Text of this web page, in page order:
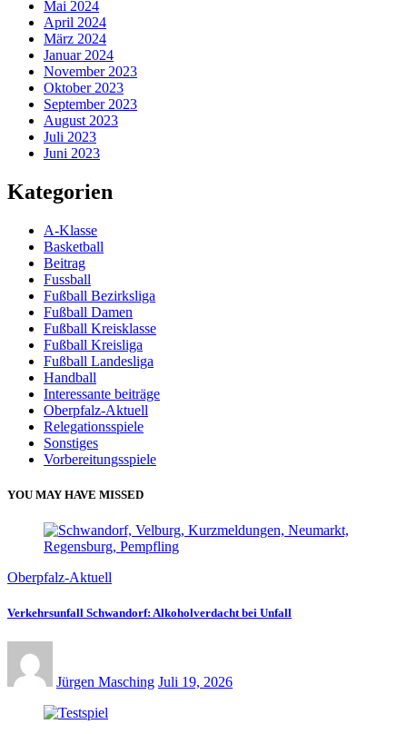
Mai 2024
April 2024
März 2024
Januar 2024
November 2023
Oktober 2023
September 2023
August 2023
Juli 2023
Juni 2023
Kategorien
A-Klasse
Basketball
Beitrag
Fussball
Fußball Bezirksliga
Fußball Damen
Fußball Kreisklasse
Fußball Kreisliga
Fußball Landesliga
Handball
Interessante beiträge
Oberpfalz-Aktuell
Relegationsspiele
Sonstiges
Vorbereitungsspiele
YOU MAY HAVE MISSED
Oberpfalz-Aktuell
Verkehrsunfall Schwandorf: Alkoholverdacht bei Unfall
Jürgen Masching Juli 19, 2026